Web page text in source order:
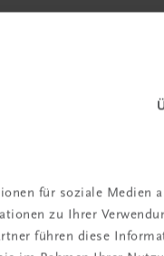
für soziale Medien
zu Ihrer
führen diese